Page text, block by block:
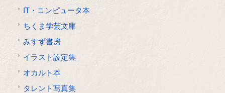
IT・コンピュータ本
ちくま学芸文庫
みすず書房
イラスト設定集
オカルト本
タレント写真集